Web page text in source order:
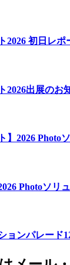
2026 初日レ
2026出展のお
】2026 Photo
Photoソリ
ョンパレード